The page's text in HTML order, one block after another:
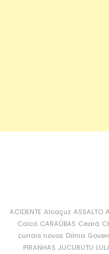
ACIDENTE Alcaçuz ASSALTO
Caicó CARAÚBAS Ceará
currais novos Dilma
PIRANHAS JUCURUTU